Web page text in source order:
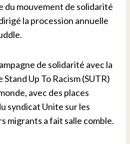
du mouvement de solidarité
la procession annuelle
de solidarité avec la
Stand Up To Racism (SUTR)
avec des places
syndicat Unite sur les
migrants a fait salle comble.